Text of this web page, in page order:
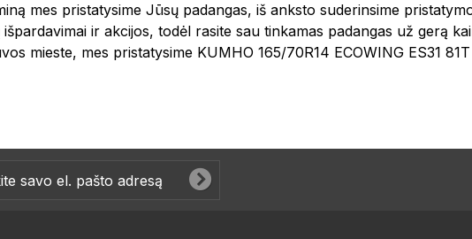
mes pristatysime Jūsų padangas, iš anksto suderinsime
ir akcijos, todėl rasite sau tinkamas padangas už gerą
mieste, mes pristatysime KUMHO 165/70R14 ECOWING ES31